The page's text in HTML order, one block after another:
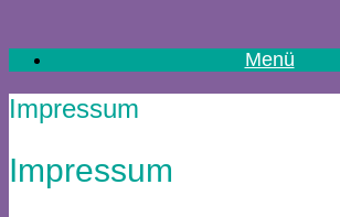
Menü
Impressum
Impressum